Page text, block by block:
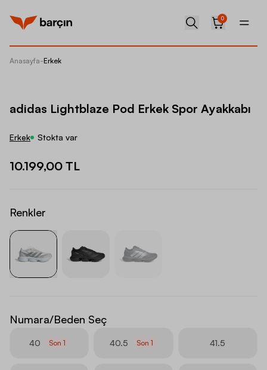
0
Anasayfa-Erkek
adidas Lightblaze Pod Erkek Spor Ayakkabı
Erkek Stokta var
10.199,00 TL
Renkler
Numara/Beden Seç
40 Son1 40.5 Son1 41.5